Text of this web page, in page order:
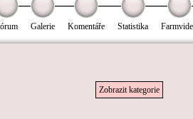
Galerie Komentáře Statistika
Zobrazit kategorie